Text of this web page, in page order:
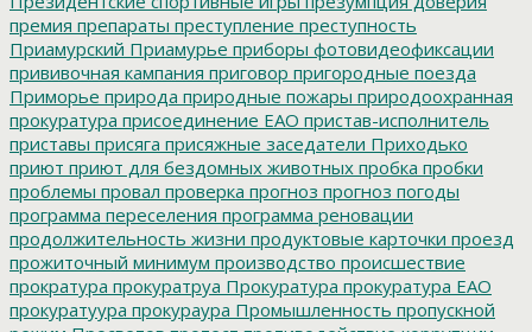
премия препараты преступление преступность
Приамурский Приамурье приборы фотовидеофиксации
прививочная кампания приговор пригородные поезда
Приморье природа природные пожары природоохранная
прокуратура присоединение ЕАО пристав-исполнитель
приставы присяга присяжные заседатели Приходько
приют приют для бездомных животных пробка пробки
проблемы провал проверка прогноз прогноз погоды
программа переселения программа реновации
продолжительность жизни продуктовые карточки проезд
прожиточный минимум производство происшествие
прократура прокуратруа Прокуратура прокуратура ЕАО
прокуратуура прокураура Промышленность пропускной